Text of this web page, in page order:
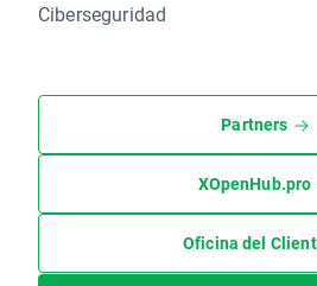
Ciberseguridad
Partners
XOpenHub.pro
Oficina del